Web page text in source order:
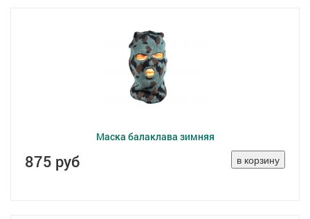
Маска балаклава зимняя
875 руб